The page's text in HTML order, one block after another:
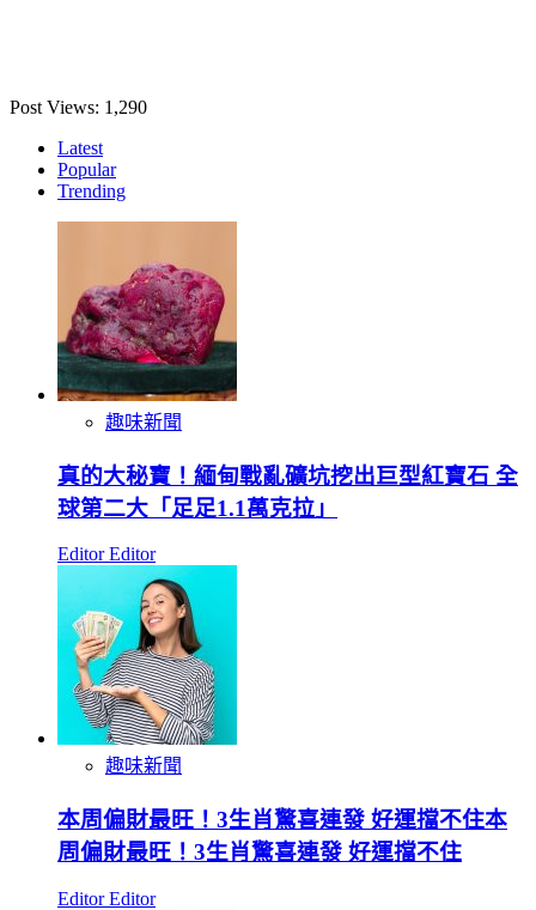
Post Views: 1,290
Latest
Popular
Trending
趣味新聞
真的大秘寶！緬甸戰亂礦坑挖出巨型紅寶石 全
球第二大「足足1.1萬克拉」
Editor Editor
趣味新聞
本周偏財最旺！3生肖驚喜連發 好運擋不住本
周偏財最旺！3生肖驚喜連發 好運擋不住
Editor Editor